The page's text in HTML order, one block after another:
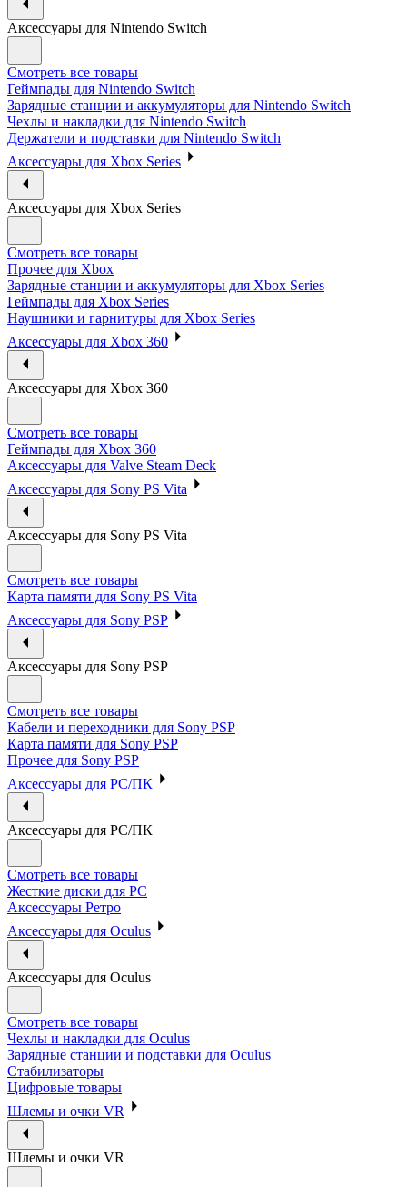
Аксессуары для Nintendo Switch
Смотреть все товары
Геймпады для Nintendo Switch
Зарядные станции и аккумуляторы для Nintendo Switch
Чехлы и накладки для Nintendo Switch
Держатели и подставки для Nintendo Switch
Аксессуары для Xbox Series
Аксессуары для Xbox Series
Смотреть все товары
Прочее для Xbox
Зарядные станции и аккумуляторы для Xbox Series
Геймпады для Xbox Series
Наушники и гарнитуры для Xbox Series
Аксессуары для Xbox 360
Аксессуары для Xbox 360
Смотреть все товары
Геймпады для Xbox 360
Аксессуары для Valve Steam Deck
Аксессуары для Sony PS Vita
Аксессуары для Sony PS Vita
Смотреть все товары
Карта памяти для Sony PS Vita
Аксессуары для Sony PSP
Аксессуары для Sony PSP
Смотреть все товары
Кабели и переходники для Sony PSP
Карта памяти для Sony PSP
Прочее для Sony PSP
Аксессуары для PC/ПК
Аксессуары для PC/ПК
Смотреть все товары
Жесткие диски для PC
Аксессуары Ретро
Аксессуары для Oculus
Аксессуары для Oculus
Смотреть все товары
Чехлы и накладки для Oculus
Зарядные станции и подставки для Oculus
Стабилизаторы
Цифровые товары
Шлемы и очки VR
Шлемы и очки VR